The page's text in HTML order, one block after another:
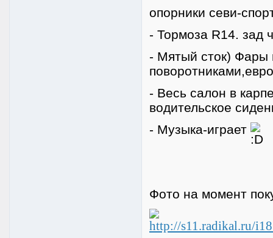
опорники севи-
- Тормоза R14. зад
- Мятый сток) Фары
- Весь салон в
водительское
- Музыка-играет
Фото на момент